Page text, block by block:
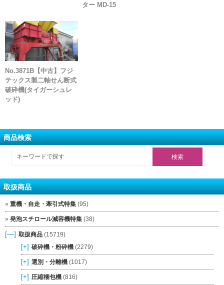
ター MD-15
No.3871B【中古】フジ
テックス製二軸せん断式
破砕機(タイガーシュレ
ッド)
商品検索
取扱商品
重機・自走・牽引式特集 (95)
発泡スチロール減容機特集 (38)
[—] 取扱商品 (15719)
[+] 破砕機・粉砕機 (2279)
[+] 選別・分離機 (1017)
[+] 圧縮梱包機 (816)